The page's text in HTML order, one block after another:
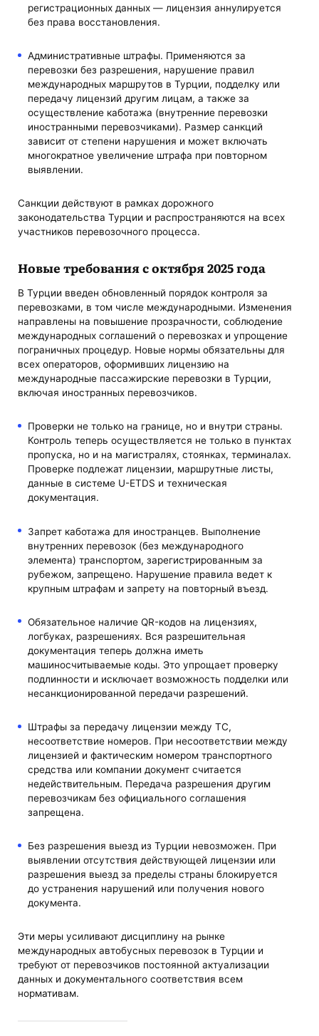
регистрационных данных — лицензия аннулируется
без права восстановления.
Административные штрафы. Применяются за
перевозки без разрешения, нарушение правил
международных маршрутов в Турции, подделку или
передачу лицензий другим лицам, а также за
осуществление каботажа (внутренние перевозки
иностранными перевозчиками). Размер санкций
зависит от степени нарушения и может включать
многократное увеличение штрафа при повторном
выявлении.
Санкции действуют в рамках дорожного
законодательства Турции и распространяются на всех
участников перевозочного процесса.
Новые требования с октября 2025 года
В Турции введен обновленный порядок контроля за
перевозками, в том числе международными. Изменения
направлены на повышение прозрачности, соблюдение
международных соглашений о перевозках и упрощение
пограничных процедур. Новые нормы обязательны для
всех операторов, оформивших лицензию на
международные пассажирские перевозки в Турции,
включая иностранных перевозчиков.
Проверки не только на границе, но и внутри страны.
Контроль теперь осуществляется не только в пунктах
пропуска, но и на магистралях, стоянках, терминалах.
Проверке подлежат лицензии, маршрутные листы,
данные в системе U-ETDS и техническая
документация.
Запрет каботажа для иностранцев. Выполнение
внутренних перевозок (без международного
элемента) транспортом, зарегистрированным за
рубежом, запрещено. Нарушение правила ведет к
крупным штрафам и запрету на повторный въезд.
Обязательное наличие QR-кодов на лицензиях,
логбуках, разрешениях. Вся разрешительная
документация теперь должна иметь
машиносчитываемые коды. Это упрощает проверку
подлинности и исключает возможность подделки или
несанкционированной передачи разрешений.
Штрафы за передачу лицензии между ТС,
несоответствие номеров. При несоответствии между
лицензией и фактическим номером транспортного
средства или компании документ считается
недействительным. Передача разрешения другим
перевозчикам без официального соглашения
запрещена.
Без разрешения выезд из Турции невозможен. При
выявлении отсутствия действующей лицензии или
разрешения выезд за пределы страны блокируется
до устранения нарушений или получения нового
документа.
Эти меры усиливают дисциплину на рынке
международных автобусных перевозок в Турции и
требуют от перевозчиков постоянной актуализации
данных и документального соответствия всем
нормативам.